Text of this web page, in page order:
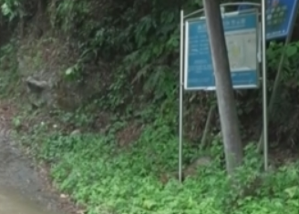
乐龄 阅读 艺术 汽车 数智 5G
攻略 海洋 时尚 天气 才艺 网展